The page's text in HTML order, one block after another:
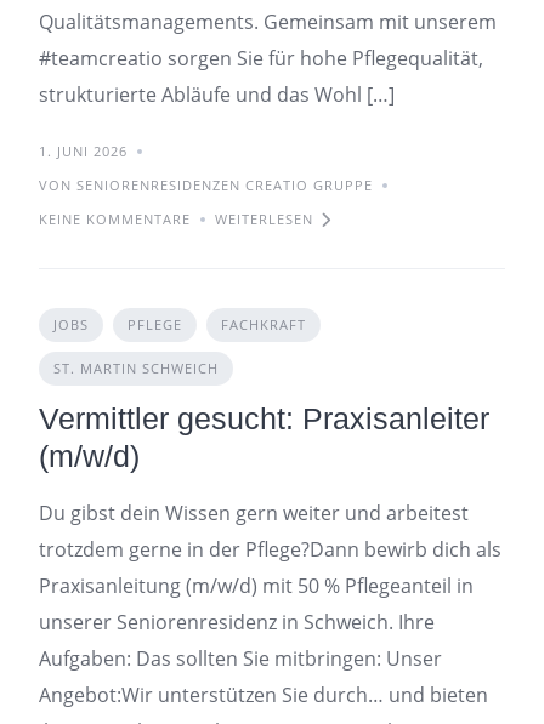
Qualitätsmanagements. Gemeinsam mit unserem
#teamcreatio sorgen Sie für hohe Pflegequalität,
strukturierte Abläufe und das Wohl […]
1. JUNI 2026
VON SENIORENRESIDENZEN CREATIO GRUPPE
KEINE KOMMENTARE
WEITERLESEN
JOBS PFLEGE FACHKRAFT
ST. MARTIN SCHWEICH
Vermittler gesucht: Praxisanleiter
(m/w/d)
Du gibst dein Wissen gern weiter und arbeitest
trotzdem gerne in der Pflege?Dann bewirb dich als
Praxisanleitung (m/w/d) mit 50 % Pflegeanteil in
unserer Seniorenresidenz in Schweich. Ihre
Aufgaben: Das sollten Sie mitbringen: Unser
Angebot:Wir unterstützen Sie durch… und bieten